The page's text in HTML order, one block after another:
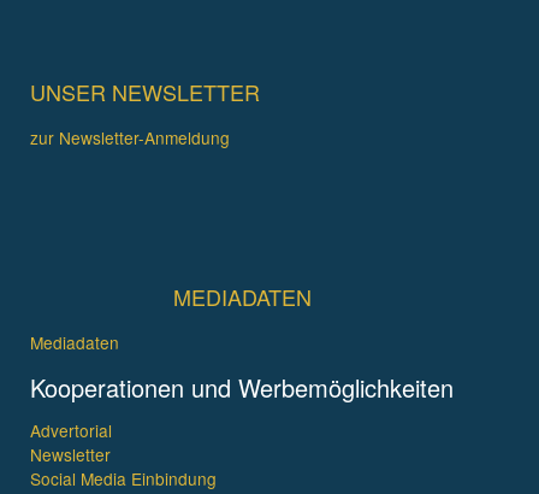
UNSER NEWSLETTER
zur Newsletter-Anmeldung
MEDIADATEN
Mediadaten
Kooperationen und Werbemöglichkeiten
Advertorial
Newsletter
Social Media Einbindung